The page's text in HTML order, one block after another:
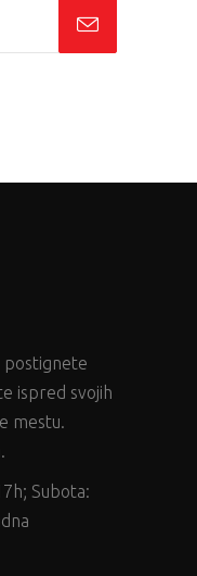
postignete
ispred svojih
mestu.
Subota: